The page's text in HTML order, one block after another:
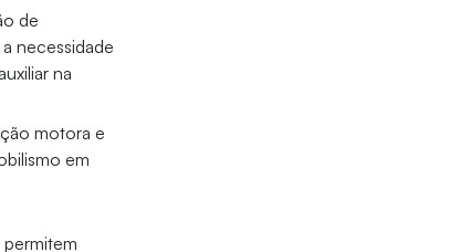
de
necessidade
na
motora e
em